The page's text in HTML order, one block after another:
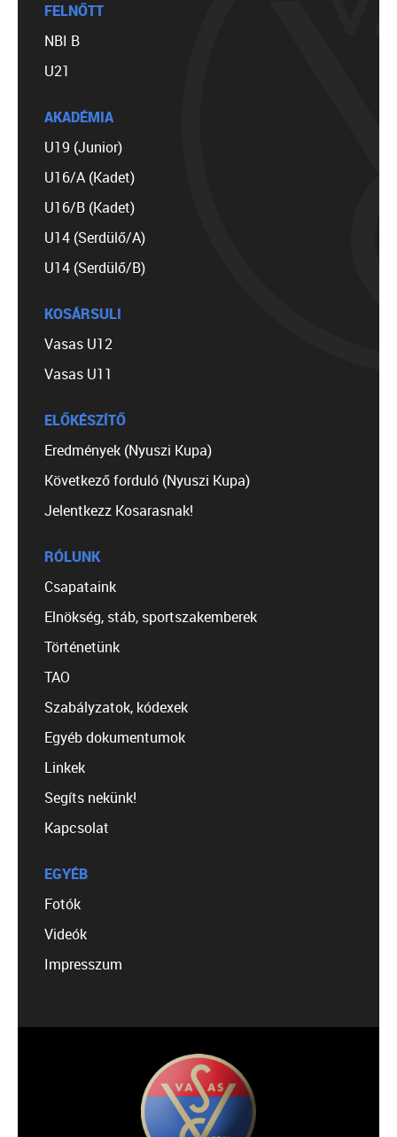
FELNŐTT
NBI B
U21
AKADÉMIA
U19 (Junior)
U16/A (Kadet)
U16/B (Kadet)
U14 (Serdülő/A)
U14 (Serdülő/B)
KOSÁRSULI
Vasas U12
Vasas U11
ELŐKÉSZÍTŐ
Eredmények (Nyuszi Kupa)
Következő forduló (Nyuszi Kupa)
Jelentkezz Kosarasnak!
RÓLUNK
Csapataink
Elnökség, stáb, sportszakemberek
Történetünk
TAO
Szabályzatok, kódexek
Egyéb dokumentumok
Linkek
Segíts nekünk!
Kapcsolat
EGYÉB
Fotók
Videók
Impresszum